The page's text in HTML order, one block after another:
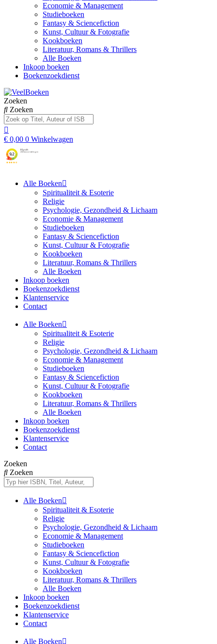
Economie & Management
Studieboeken
Fantasy & Sciencefiction
Kunst, Cultuur & Fotografie
Kookboeken
Literatuur, Romans & Thrillers
Alle Boeken
Inkoop boeken
Boekenzoekdienst
Zoeken
Zoeken
€ 0,00 0 Winkelwagen
Alle Boeken
Spiritualiteit & Esoterie
Religie
Psychologie, Gezondheid & Lichaam
Economie & Management
Studieboeken
Fantasy & Sciencefiction
Kunst, Cultuur & Fotografie
Kookboeken
Literatuur, Romans & Thrillers
Alle Boeken
Inkoop boeken
Boekenzoekdienst
Klantenservice
Contact
Alle Boeken
Spiritualiteit & Esoterie
Religie
Psychologie, Gezondheid & Lichaam
Economie & Management
Studieboeken
Fantasy & Sciencefiction
Kunst, Cultuur & Fotografie
Kookboeken
Literatuur, Romans & Thrillers
Alle Boeken
Inkoop boeken
Boekenzoekdienst
Klantenservice
Contact
Zoeken
Zoeken
Alle Boeken
Spiritualiteit & Esoterie
Religie
Psychologie, Gezondheid & Lichaam
Economie & Management
Studieboeken
Fantasy & Sciencefiction
Kunst, Cultuur & Fotografie
Kookboeken
Literatuur, Romans & Thrillers
Alle Boeken
Inkoop boeken
Boekenzoekdienst
Klantenservice
Contact
Alle Boeken